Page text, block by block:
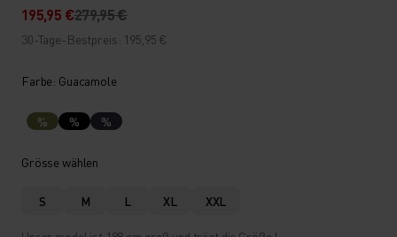
195,95 €279,95 €
30-Tage-Bestpreis: 195,95 €
Farbe: Guacamole
% % %
Grösse wählen
S M L XL XXL